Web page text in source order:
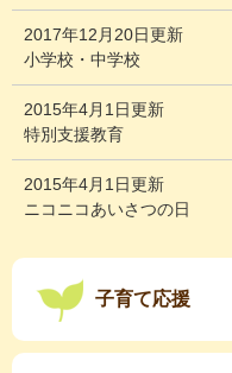
2017年12月20日更新
小学校・中学校
2015年4月1日更新
特別支援教育
2015年4月1日更新
ニコニコあいさつの日
子育て応援